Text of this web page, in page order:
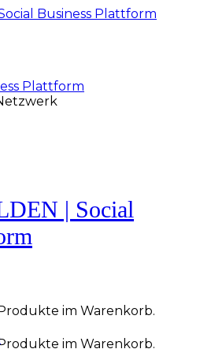
Plattform
im Warenkorb.
im Warenkorb.